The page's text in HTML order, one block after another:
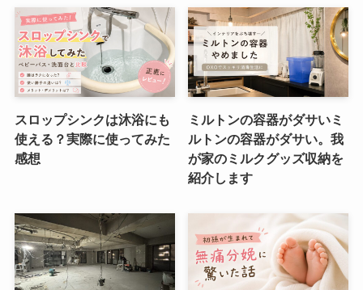
スロップシンクは沐浴にも
使える？実際に使ってみた
感想
ミルトンの容器がダサいミ
ルトンの容器がダサい。我
が家のミルクグッズ収納を
紹介します